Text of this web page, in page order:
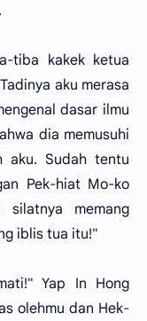
tiba kakek ketua
aku merasa
dasar ilmu
dia memusuhi
aku. Sudah tentu
Pek-hiat Mo-ko
memang
iblis tua itu!"
Yap In Hong
olehmu dan Hek-